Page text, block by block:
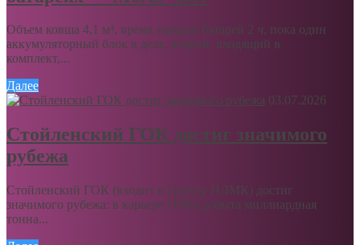
Объем ковша 4,1 м³, время зарядки батарей 2 ч, пока один
аккумуляторный блок в деле, второй, входящий в
комплект,...
Далее
03.07.2026
Стойленский ГОК достиг значимого
рубежа
Стойленский ГОК (входит в Группу НЛМК) достиг
значимого рубежа: в карьере ГОКа добыта миллиардная
тонна...